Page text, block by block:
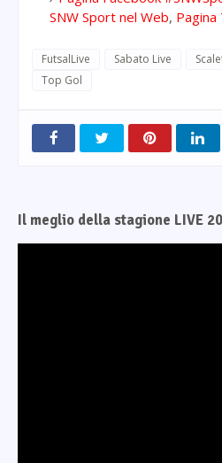
SNW Sport nel Web,
FutsalLive Sabato Live
Top Gol
Il meglio della stagione LIVE